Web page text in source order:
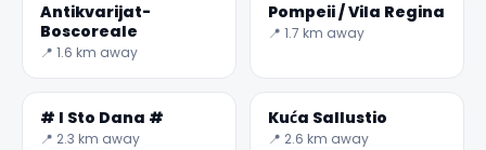
Antikvarijat-
Boscoreale
📍 1.6 km away
Pompeii / Vila Regina
📍 1.7 km away
# I Sto Dana #
📍 2.3 km away
Kuća Sallustio
📍 2.6 km away